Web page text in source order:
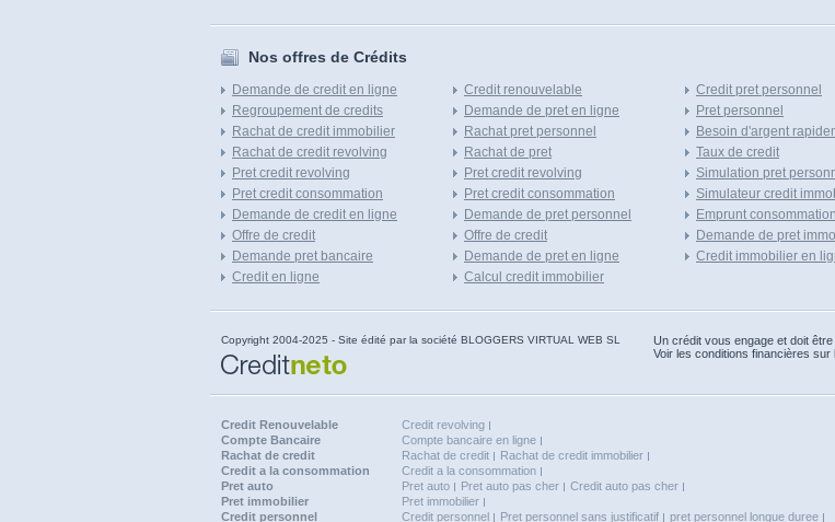
Nos offres de Crédits
Demande de credit en ligne
Regroupement de credits
Rachat de credit immobilier
Rachat de credit revolving
Pret credit revolving
Pret credit consommation
Demande de credit en ligne
Offre de credit
Demande pret bancaire
Credit en ligne
Credit renouvelable
Demande de pret en ligne
Rachat pret personnel
Rachat de pret
Pret credit revolving
Pret credit consommation
Demande de pret personnel
Offre de credit
Demande de pret en ligne
Calcul credit immobilier
Credit pret personnel
Pret personnel
Besoin d'argent
Taux de credit
Simulation pret
Simulateur credit
Emprunt consommation
Demande de pret immo
Credit immobilier en
Copyright 2004-2025 - Site édité par la société BLOGGERS VIRTUAL WEB SL
Un crédit vous engage et doit
Voir les conditions financières sur
Credit Renouvelable
Credit revolving
Compte Bancaire
Compte bancaire en ligne
Rachat de credit
Rachat de credit
Rachat de credit immobilier
Credit a la consommation
Credit a la consommation
Pret auto
Pret auto Pret auto pas cher
Credit auto pas cher
Pret immobilier
Pret immobilier
Credit personnel
Credit personnel Pret personnel sans justificatif pret personnel longue duree